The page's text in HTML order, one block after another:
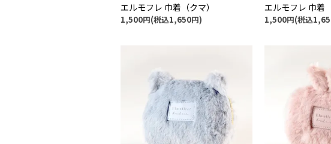
エルモフレ 巾着（クマ）
1,500円(税込1,650円)
エルモフレ 巾着
1,500円(税込